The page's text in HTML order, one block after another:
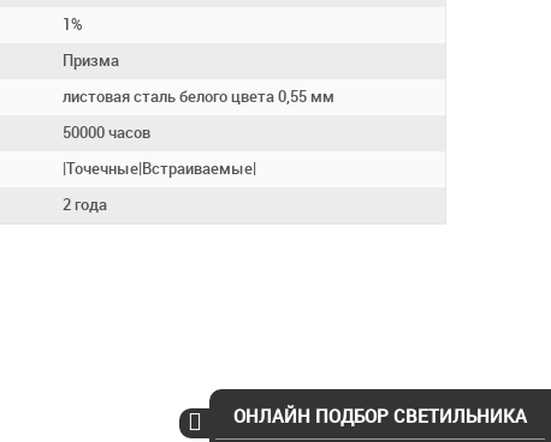
1%
Призма
листовая сталь белого цвета 0,55 мм
50000 часов
|Точечные|Встраиваемые|
2 года
ОНЛАЙН ПОДБОР СВЕТИЛЬНИКА